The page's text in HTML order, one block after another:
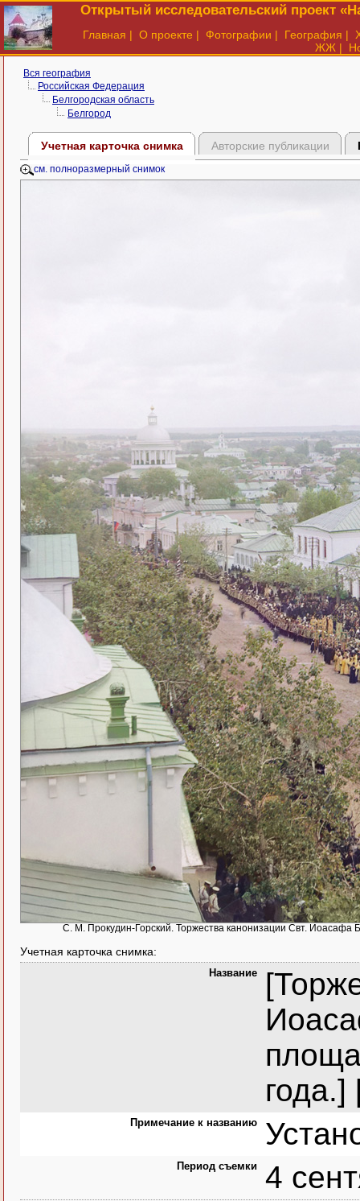
Открытый исследовательский проект
Главная | О проекте | Фотографии | География |
ЖЖ |
Вся география
Российская Федерация
Белгородская область
Белгород
Учетная карточка снимка Авторские публикации
см. полноразмерный снимок
С. М. Прокудин-Горский. Торжества канонизации Свт. Иоасафа
Учетная карточка снимка:
Название
года.]
Примечание к названию
Период съемки 4